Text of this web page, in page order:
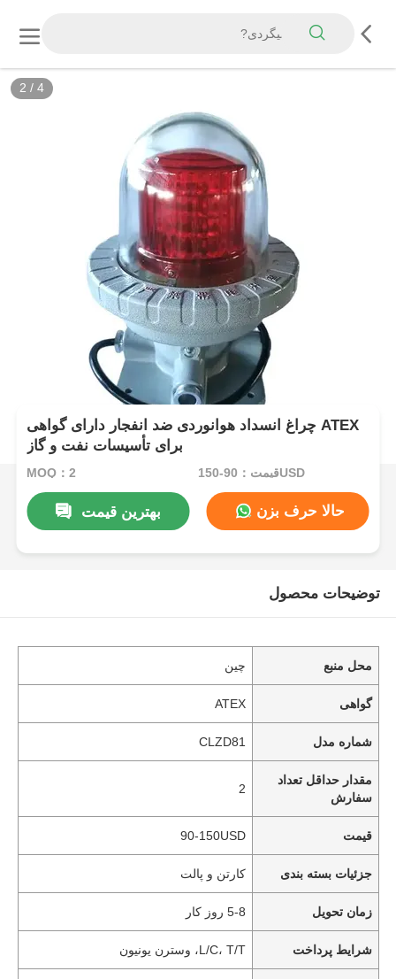
2 / 4
چراغ انسداد هوانوردی ضد انفجار دارای گواهی ATEX
برای تأسیسات نفت و گاز
MOQ：2 قیمت：90-150USD
بهترین قیمت حالا حرف بزن
توضیحات محصول
محل منبع چین
گواهی ATEX
شماره مدل CLZD81
مقدار حداقل تعداد
سفارش
2
قیمت 90-150USD
جزئیات بسته بندی کارتن و پالت
زمان تحویل 5-8 روز کار
شرایط پرداخت L/C، T/T، وسترن یونیون